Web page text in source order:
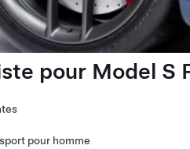
pour Model S
pour homme